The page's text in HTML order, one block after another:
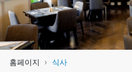
홈페이지 식사